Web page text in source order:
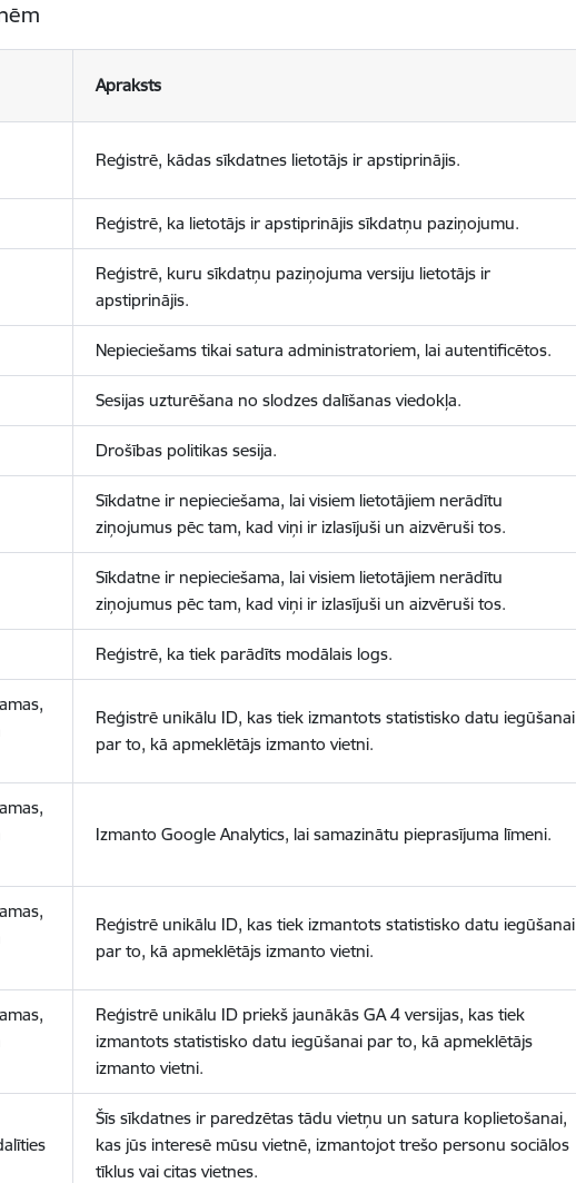
Apraksts
Reģistrē, kādas sīkdatnes lietotājs ir apstiprinājis.
Reģistrē, ka lietotājs ir apstiprinājis sīkdatņu paziņojumu.
Reģistrē, kuru sīkdatņu paziņojuma versiju lietotājs ir
apstiprinājis.
Nepieciešams tikai satura administratoriem, lai autentificētos.
Sesijas uzturēšana no slodzes dalīšanas viedokļa.
Drošības politikas sesija.
Sīkdatne ir nepieciešama, lai visiem lietotājiem nerādītu
ziņojumus pēc tam, kad viņi ir izlasījuši un aizvēruši tos.
Sīkdatne ir nepieciešama, lai visiem lietotājiem nerādītu
ziņojumus pēc tam, kad viņi ir izlasījuši un aizvēruši tos.
Reģistrē, ka tiek parādīts modālais logs.
Reģistrē unikālu ID, kas tiek izmantots statistisko datu iegūšanai
par to, kā apmeklētājs izmanto vietni.
Izmanto Google Analytics, lai samazinātu pieprasījuma līmeni.
Reģistrē unikālu ID, kas tiek izmantots statistisko datu iegūšanai
par to, kā apmeklētājs izmanto vietni.
Reģistrē unikālu ID priekš jaunākās GA 4 versijas, kas tiek
izmantots statistisko datu iegūšanai par to, kā apmeklētājs
izmanto vietni.
Šīs sīkdatnes ir paredzētas tādu vietņu un satura koplietošanai,
kas jūs interesē mūsu vietnē, izmantojot trešo personu sociālos
tīklus vai citas vietnes.